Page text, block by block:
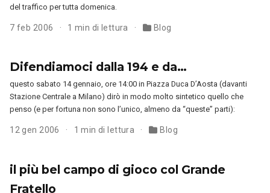
del traffico per tutta domenica.
7 feb 2006 1 min di lettura Blog
Difendiamoci dalla 194 e da…
questo sabato 14 gennaio, ore 14:00 in Piazza Duca D’Aosta (davanti
Stazione Centrale a Milano) dirò in modo molto sintetico quello che
penso (e per fortuna non sono l’unico, almeno da “queste” parti):
12 gen 2006 1 min di lettura Blog
il più bel campo di gioco col Grande
Fratello